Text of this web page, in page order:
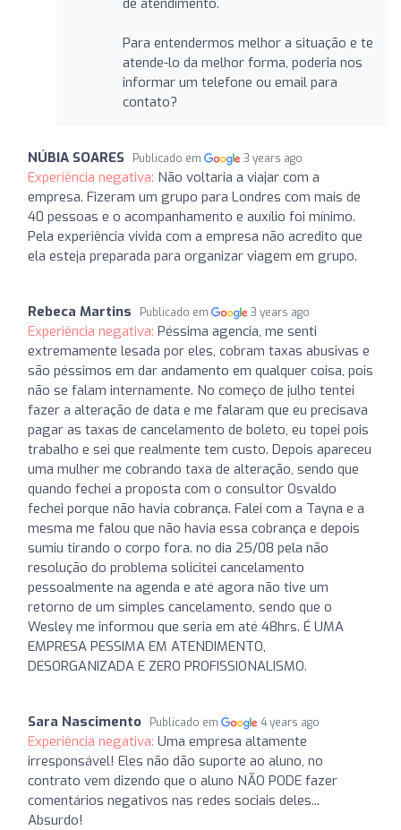
Para entendermos melhor a situação e te
atende-lo da melhor forma, poderia nos
informar um telefone ou email para
contato?
NÚBIA SOARES Publicado em 3 years ago
Experiência negativa: Não voltaria a viajar com a
empresa. Fizeram um grupo para Londres com mais de
40 pessoas e o acompanhamento e auxílio foi mínimo.
Pela experiência vivida com a empresa não acredito que
ela esteja preparada para organizar viagem em grupo.
Rebeca Martins Publicado em 3 years ago
Experiência negativa: Péssima agencia, me senti
extremamente lesada por eles, cobram taxas abusivas e
são péssimos em dar andamento em qualquer coisa, pois
não se falam internamente. No começo de julho tentei
fazer a alteração de data e me falaram que eu precisava
pagar as taxas de cancelamento de boleto, eu topei pois
trabalho e sei que realmente tem custo. Depois apareceu
uma mulher me cobrando taxa de alteração, sendo que
quando fechei a proposta com o consultor Osvaldo
fechei porque não havia cobrança. Falei com a Tayna e a
mesma me falou que não havia essa cobrança e depois
sumiu tirando o corpo fora. no dia 25/08 pela não
resolução do problema solicitei cancelamento
pessoalmente na agenda e até agora não tive um
retorno de um simples cancelamento, sendo que o
Wesley me informou que seria em até 48hrs. É UMA
EMPRESA PESSIMA EM ATENDIMENTO,
DESORGANIZADA E ZERO PROFISSIONALISMO.
Sara Nascimento Publicado em 4 years ago
Experiência negativa: Uma empresa altamente
irresponsável! Eles não dão suporte ao aluno, no
contrato vem dizendo que o aluno NÃO PODE fazer
comentários negativos nas redes sociais deles...
Absurdo!